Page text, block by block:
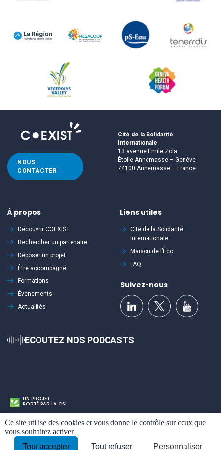
NOUS
CONTACTER
Cité de la Solidarité
Internationale
13 avenue Emile Zola
Étoile Annemasse – Genève
74100 Annemasse – France
À propos
Découvrir COEXIST
Rechercher un partenaire
Déposer un projet
Être accompagné
Formations
Évènements
Actualités
Liens utiles
Cité de la Solidarité
Internationale
Maison de l’Éco
FAQ
Suivez-nous
ECOUTEZ NOS PODCASTS
UN PROJET
PORTÉ PAR LA CSI
Mentions légalesPolitique de confidentialitéPlan du site Cookies
By
Ce site utilise des cookies et vous donne le contrôle sur ceux que
vous souhaitez activer
Tout accepter
Tout refuser Personnaliser